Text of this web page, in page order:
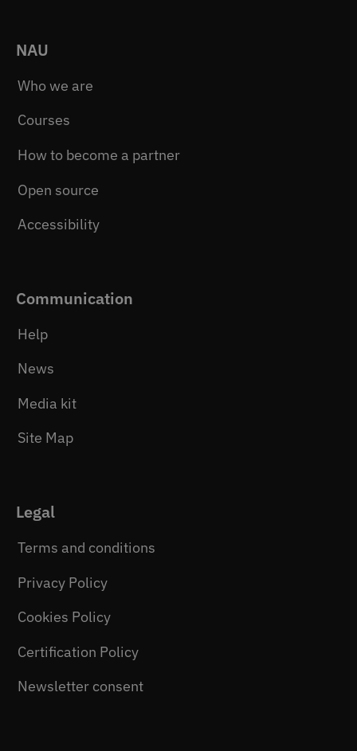
NAU
Who we are
Courses
How to become a partner
Open source
Accessibility
Communication
Help
News
Media kit
Site Map
Legal
Terms and conditions
Privacy Policy
Cookies Policy
Certification Policy
Newsletter consent